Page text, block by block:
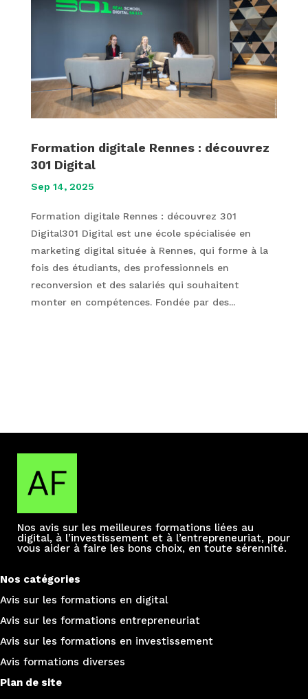
Formation digitale Rennes : découvrez
301 Digital
Sep 14, 2025
Formation digitale Rennes : découvrez 301
Digital301 Digital est une école spécialisée en
marketing digital située à Rennes, qui forme à la
fois des étudiants, des professionnels en
reconversion et des salariés qui souhaitent
monter en compétences. Fondée par des...
Nos avis sur les meilleures formations liées au
digital, à l’investissement et à l’entrepreneuriat, pour
vous aider à faire les bons choix, en toute sérennité.
Nos catégories
Avis sur les formations en digital
Avis sur les formations entrepreneuriat
Avis sur les formations en investissement
Avis formations diverses
Plan de site